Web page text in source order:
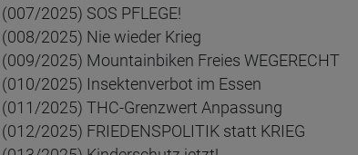
(007/2025) SOS PFLEGE!
(008/2025) Nie wieder Krieg
(009/2025) Mountainbiken Freies WEGERECHT
(010/2025) Insektenverbot im Essen
(011/2025) THC-Grenzwert Anpassung
(012/2025) FRIEDENSPOLITIK statt KRIEG